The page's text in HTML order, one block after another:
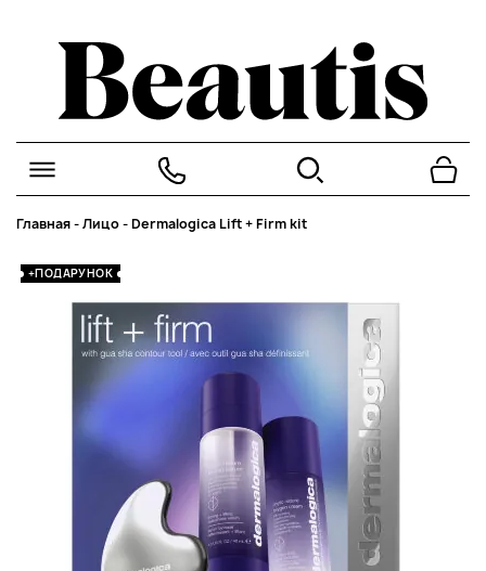
Главная-Лицо-Dermalogica Lift + Firm kit
+ПОДАРУНОК